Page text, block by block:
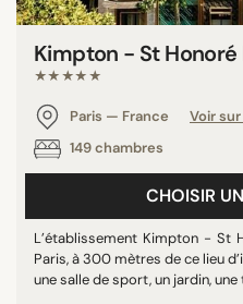
Kimpton - St Honoré
★★★★★
Paris — France
Voir
149 chambres
CHOISIR
L’établissement Kimpton - St
Paris, à 300 mètres de ce lieu
une salle de sport, un jardin,